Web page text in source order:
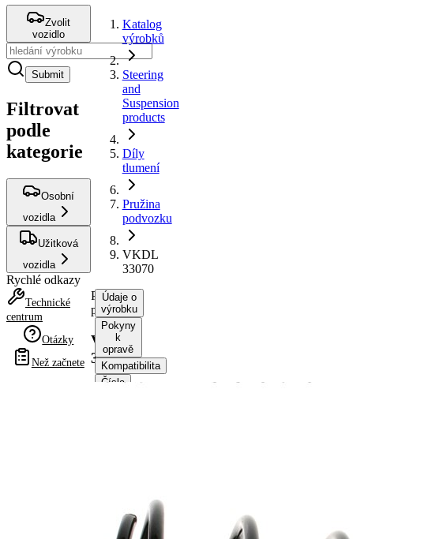
Zvolit
vozidlo
Submit
Filtrovat
podle
kategorie
Osobní
vozidla
Užitková
vozidla
Rychlé odkazy
Technické
centrum
Otázky
Než začnete
Katalog
výrobků
Steering
and
Suspension
products
Díly
tlumení
Pružina
podvozku
VKDL
33070
Pružina
podvozku
VKDL
33070
Údaje o
výrobku
Pokyny
k
opravě
Kompatibilita
Čísla
338 mm
Hmotnost
2,00 kg
Šroubovitá